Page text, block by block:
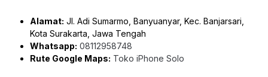
Alamat: Jl. Adi Sumarmo, Banyuanyar, Kec. Banjarsari,
Kota Surakarta, Jawa Tengah
Whatsapp: 08112958748
Rute Google Maps: Toko iPhone Solo